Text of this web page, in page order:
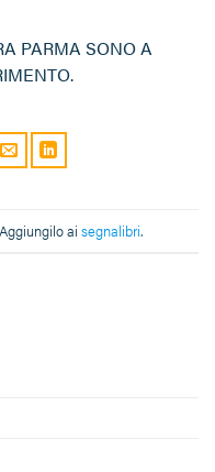
PARMA SONO A
ai segnalibri.